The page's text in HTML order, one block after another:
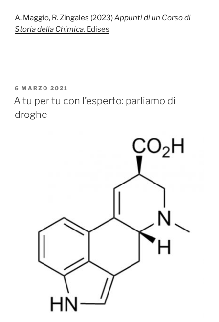
A. Maggio, R. Zingales (2023)Appunti di un Corso di
Storia della Chimica. Edises
PUBBLICATO
IL
6 MARZO 2021
A tu per tu con l’esperto: parliamo di
droghe